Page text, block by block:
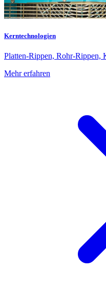
Kerntechnologien
Platten-Rippen, Rohr-Rippen,
Mehr erfahren